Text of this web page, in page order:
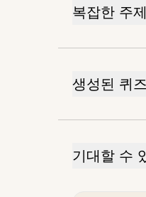
복잡한 주
생성된 퀴
기대할 수